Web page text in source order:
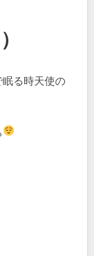
る時天使の